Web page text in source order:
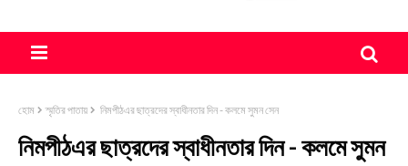
হোম স্মৃতির পাতায় নিমপীঠএর ছাত্রদের স্বাধীনতার দিন - কলমে সুমন সেন
নিমপীঠএর ছাত্রদের স্বাধীনতার দিন - কলমে সুমন